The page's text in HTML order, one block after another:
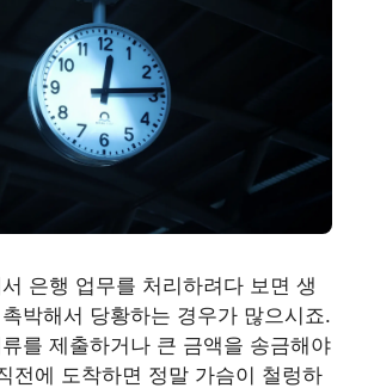
은행 업무를 처리하려다 보면 생
박해서 당황하는 경우가 많으시죠.
를 제출하거나 큰 금액을 송금해야
전에 도착하면 정말 가슴이 철렁하